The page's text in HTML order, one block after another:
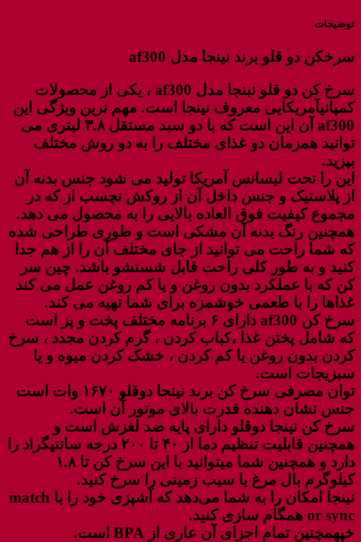
توضیحات
سرخکن دو قلو برند نینجا مدل af300
سرخ کن دو قلو نبنجا مدل af300 ، یکی از محصولات
کمپانیآمریکایی معروف نینجا است. مهم ترین ویژگی این
af300 آن این است که با دو سبد مستقل ۳.۸ لیتری می
توانید همزمان دو غذای مختلف را به دو روش مختلف
بپزید.
این را تحت لیسانس آمریکا تولید می شود جنس بدنه آن
از پلاستیک و جنس داخل آن از روکش نچسب از که در
مجموع کیفیت فوق العاده بالایی را به محصول می دهد.
همچنین رنگ بدنه آن مشکی است و طوری طراحی شده
که شما راحت می توانید از جای مختلف آن را از هم جدا
کنید و به طور کلی راحت قابل شستشو باشد. چین سر
کن که با عملکرد بدون روغن و یا کم روغن عمل می کند
غذاها را با طعمی خوشمزه برای شما تهیه می کند.
سرخ کن af300 دارای ۶ برنامه مختلف پخت و پز است
که شامل پختن غذا ،کباب کردن ، گرم کردن مجدد ، سرخ
کردن بدون روغن یا کم کردن ، خشک کردن میوه و یا
سبزیجات است.
توان مصرفی سرخ کن برند نینجا دوقلو ۱۶۷۰ وات است
جنس نشان دهنده قدرت بالای موتور آن است.
سرخ کن نینجا دوقلو دارای پایه ضد لغزش است و
همچنین قابلیت تنظیم دما از ۴۰ تا ۲۰۰ درجه سانتیگراد را
دارد و همچنین شما میتوانید با این سرخ کن تا ۱.۸
کیلوگرم بال مرغ یا سیب زمینی را سرخ کنید.
نینجا امکان را به شما می‌دهد که آشپزی خود را با match
or sync همگام سازی کنید.
خپهمچنین تمام اجزای آن عاری از BPA است.